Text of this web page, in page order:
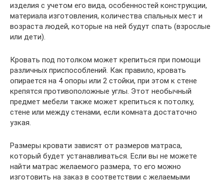
изделия с учетом его вида, особенностей конструкции,
материала изготовления, количества спальных мест и
возраста людей, которые на ней будут спать (взрослые
или дети).
Кровать под потолком может крепиться при помощи
различных приспособлений. Как правило, кровать
опирается на 4 опоры или 2 стойки, при этом к стене
крепятся противоположные углы. Этот необычный
предмет мебели также может крепиться к потолку,
стене или между стенами, если комната достаточно
узкая.
Размеры кровати зависят от размеров матраса,
который будет устанавливаться. Если вы не можете
найти матрас желаемого размера, то его можно
изготовить на заказ в соответствии с желаемыми